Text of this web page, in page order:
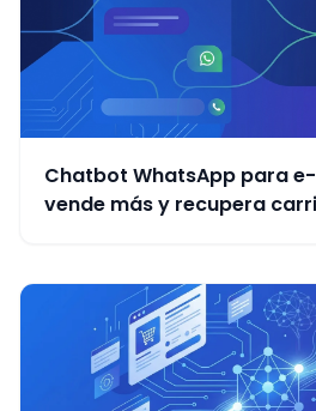
Chatbot WhatsApp para
vende más y recupera